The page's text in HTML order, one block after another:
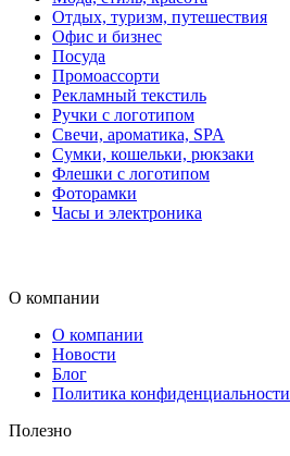
Отдых, туризм, путешествия
Офис и бизнес
Посуда
Промоассорти
Рекламный текстиль
Ручки с логотипом
Свечи, ароматика, SPA
Сумки, кошельки, рюкзаки
Флешки с логотипом
Фоторамки
Часы и электроника
О компании
О компании
Новости
Блог
Политика конфиденциальности
Полезно